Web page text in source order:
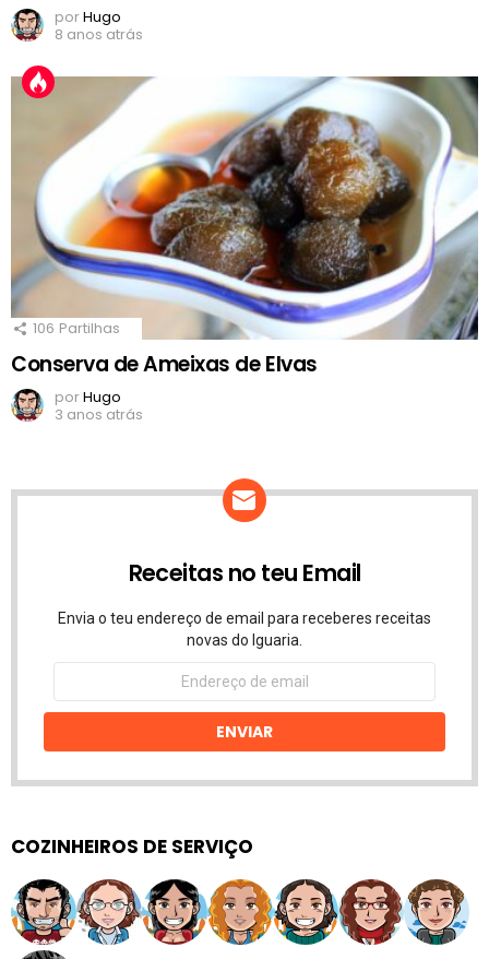
porHugo
8 anos atrás
106 Partilhas
Conserva de Ameixas de Elvas
porHugo
3 anos atrás
Receitas no teu Email
Envia o teu endereço de email para receberes receitas
novas do Iguaria.
Endereço
email
ENVIAR
COZINHEIROS DE SERVIÇO